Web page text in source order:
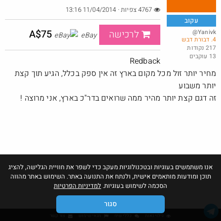
מנוי קפה לחודש בילוו ב 5 ש"ח (!) - לאומי בונוס
₪5.0
אנו משתמשים בעוגיות ובטכנולוגיות מעקב כדי לשפר את חוויית הגלישה, להציג
תוכן ומודעות מותאמים אישית, ולנתח את התנועה באתר. השימוש באתר מהווה
הסכמה לשימוש בעוגיות. למדיניות הפרטיות
סגור
עקוב
@Yanivk
4. דבורת דבש
217 נקודות
13 עוקבים
לרכישה A$75 eBay
Redback
מחיר יותר זול מכל מקום בארץ זה אין ספק בכלל, הגיע תוך קצת
יותר משבוע
זה דגם קצת יותר מהיר ממה שרואים בדר"כ בארץ, אני מרוצה !